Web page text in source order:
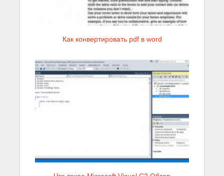
Как конвертировать pdf в word